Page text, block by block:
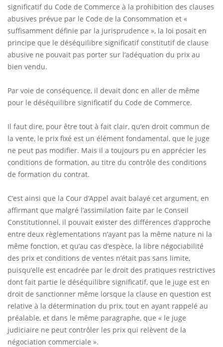
significatif du Code de Commerce à la prohibition des clauses
abusives prévue par le Code de la Consommation et «
suffisamment définie par la jurisprudence », la loi posait en
principe que le déséquilibre significatif constitutif de clause
abusive ne pouvait pas porter sur l’adéquation du prix au
bien vendu.
Par voie de conséquence, il devait donc en aller de même
pour le déséquilibre significatif du Code de Commerce.
Il faut dire, pour être tout à fait clair, qu’en droit commun de
la vente, le prix fixé est un élément fondamental, que le juge
ne peut pas modifier. Mais il a toujours pu en apprécier les
conditions de formation, au titre du contrôle des conditions
de formation du contrat.
C’est ainsi que la Cour d’Appel avait balayé cet argument, en
affirmant que malgré l’assimilation faite par le Conseil
Constitutionnel, il pouvait exister des différences d’approche
entre deux règlementations n’ayant pas la même nature ni la
même fonction, et qu’au cas d’espèce, la libre négociabilité
des prix et conditions de ventes n’était pas sans limite,
puisqu’elle est encadrée par le droit des pratiques restrictives
dont fait partie le déséquilibre significatif, que le juge est en
droit de sanctionner même lorsque la clause en question est
relative à la détermination du prix, tout en ayant rappelé au
préalable, et dans le même paragraphe, que « le juge
judiciaire ne peut contrôler les prix qui relèvent de la
négociation commerciale ».